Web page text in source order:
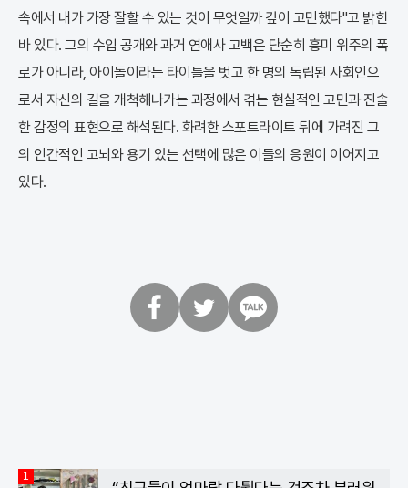
속에서 내가 가장 잘할 수 있는 것이 무엇일까 깊이 고민했다"고 밝힌
바 있다. 그의 수입 공개와 과거 연애사 고백은 단순히 흥미 위주의 폭
로가 아니라, 아이돌이라는 타이틀을 벗고 한 명의 독립된 사회인으
로서 자신의 길을 개척해나가는 과정에서 겪는 현실적인 고민과 진솔
한 감정의 표현으로 해석된다. 화려한 스포트라이트 뒤에 가려진 그
의 인간적인 고뇌와 용기 있는 선택에 많은 이들의 응원이 이어지고
있다.
1